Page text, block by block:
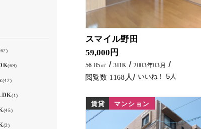
5
スマイル野田
人気な南方小校区にファミリ
59,000円
56.85㎡ 3DK 2003年03月
1168 5
賃貸 マンション
(69)
(42)
(1)
(45)
(2)